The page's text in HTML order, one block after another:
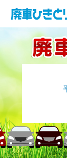
廃車･事故
お役立ち情
お知らせ